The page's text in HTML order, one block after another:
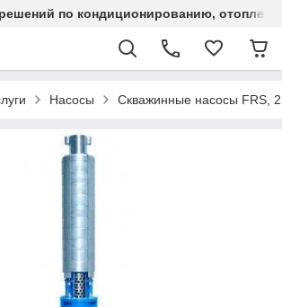
по кондиционированию,
Насосы Скважинные насосы FRS,